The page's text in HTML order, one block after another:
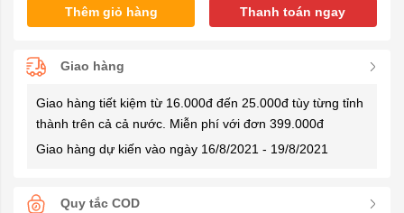
Thêm giỏ hàng Thanh toán ngay
Giao hàng
Giao hàng tiết kiệm từ 16.000đ đến 25.000đ tùy từng tỉnh
thành trên cả cả nước. Miễn phí với đơn 399.000đ
Giao hàng dự kiến vào ngày 16/8/2021 - 19/8/2021
Quy tắc COD